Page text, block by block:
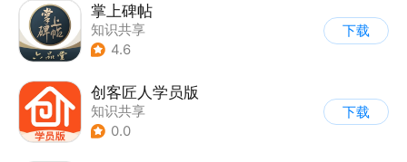
掌上碑帖
知识共享
4.6
下载
创客匠人学员版
知识共享
0.0
下载